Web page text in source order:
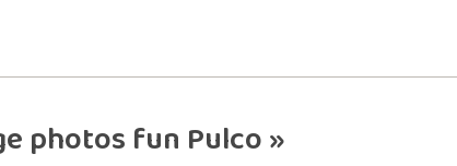
photos fun Pulco »